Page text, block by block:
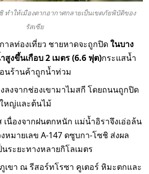
ำให้เมืองตากอากาศกลายเป็นเขตภัยพิบัติของ
รัสเซีย
าลท่องเที่ยว ชายหาดจะถูกปิดในบาง
งขึ้นเกือบ 2 เมตร (6.6 ฟุต)กระแสน้ำ
นร้านค้าถูกน้ำท่วม
ลงจากช่องเขามาไมสกี โดยถนนถูกปิด
หญ่และต้นไม้
นื่องจากฝนตกหนัก แม่น้ำอิราจึงเอ่อล้น
หมายเลข A-147 ดซูบกา-โซชิ ส่งผล
ระยะทางหลายกิโลเมตร
ขา ณ รีสอร์ทโรซา คูเตอร์ หิมะตกและ